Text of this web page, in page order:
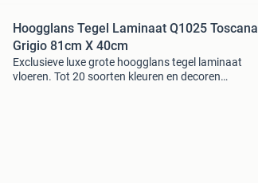
Hoogglans Tegel Laminaat Q1025 Toscana
Grigio 81cm X 40cm
Exclusieve luxe grote hoogglans tegel laminaat
vloeren. Tot 20 soorten kleuren en decoren